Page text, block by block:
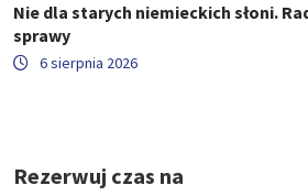
Nie dla starych niemieckich słoni.
sprawy
6 sierpnia 2026
Rezerwuj czas na